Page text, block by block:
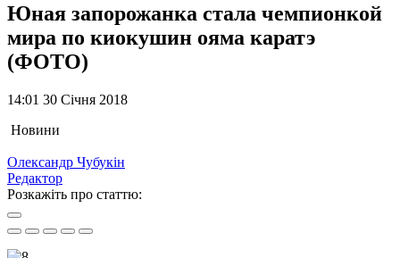
Юная запорожанка стала чемпионкой
мира по киокушин ояма каратэ
(ФОТО)
14:01 30 Січня 2018
Новини
Олександр Чубукін
Редактор
Розкажіть про статтю: